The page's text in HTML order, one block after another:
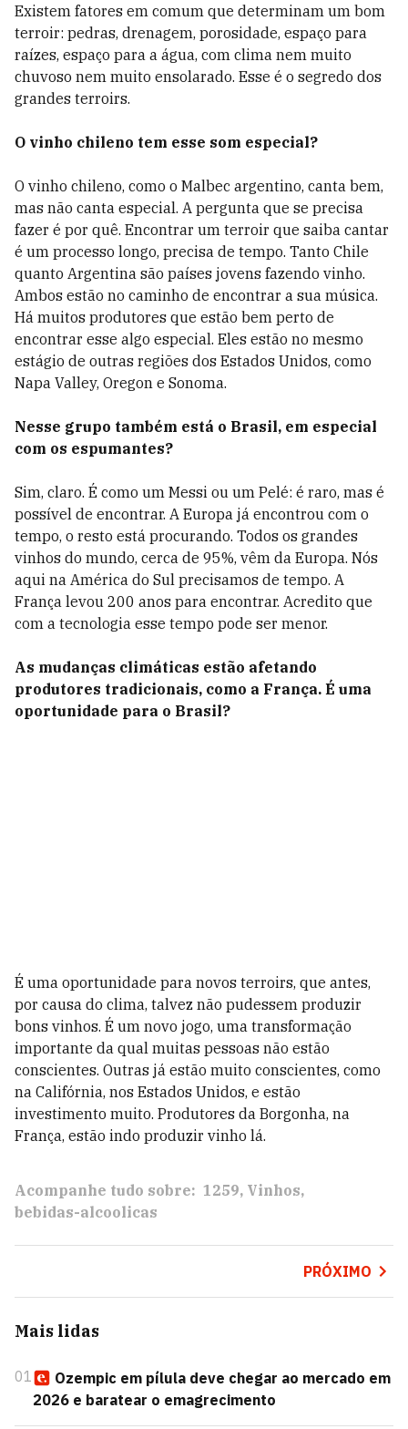
Existem fatores em comum que determinam um bom
terroir: pedras, drenagem, porosidade, espaço para
raízes, espaço para a água, com clima nem muito
chuvoso nem muito ensolarado. Esse é o segredo dos
grandes terroirs.
O vinho chileno tem esse som especial?
O vinho chileno, como o Malbec argentino, canta bem,
mas não canta especial. A pergunta que se precisa
fazer é por quê. Encontrar um terroir que saiba cantar
é um processo longo, precisa de tempo. Tanto Chile
quanto Argentina são países jovens fazendo vinho.
Ambos estão no caminho de encontrar a sua música.
Há muitos produtores que estão bem perto de
encontrar esse algo especial. Eles estão no mesmo
estágio de outras regiões dos Estados Unidos, como
Napa Valley, Oregon e Sonoma.
Nesse grupo também está o Brasil, em especial
com os espumantes?
Sim, claro. É como um Messi ou um Pelé: é raro, mas é
possível de encontrar. A Europa já encontrou com o
tempo, o resto está procurando. Todos os grandes
vinhos do mundo, cerca de 95%, vêm da Europa. Nós
aqui na América do Sul precisamos de tempo. A
França levou 200 anos para encontrar. Acredito que
com a tecnologia esse tempo pode ser menor.
As mudanças climáticas estão afetando
produtores tradicionais, como a França. É uma
oportunidade para o Brasil?
É uma oportunidade para novos terroirs, que antes,
por causa do clima, talvez não pudessem produzir
bons vinhos. É um novo jogo, uma transformação
importante da qual muitas pessoas não estão
conscientes. Outras já estão muito conscientes, como
na Califórnia, nos Estados Unidos, e estão
investimento muito. Produtores da Borgonha, na
França, estão indo produzir vinho lá.
Acompanhe tudo sobre: 1259 Vinhos
bebidas-alcoolicas
PRÓXIMO
Mais lidas
01
Ozempic em pílula deve chegar ao mercado em
2026 e baratear o emagrecimento